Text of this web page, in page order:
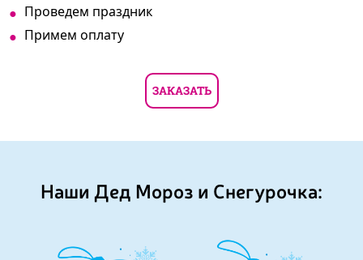
Проведем праздник
Примем оплату
ЗАКАЗАТЬ
Наши Дед Мороз и Снегурочка: